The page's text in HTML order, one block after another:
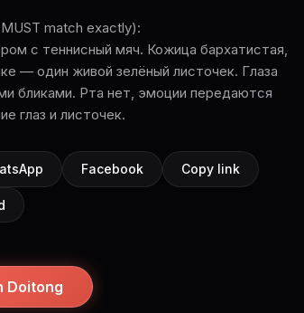
match exactly):
с теннисный мяч. Кожица бархатистая,
— один живой зелёный листочек. Глаза
бликами. Рта нет, эмоции передаются
глаз и листочек.
Facebook Copy link
Doitong